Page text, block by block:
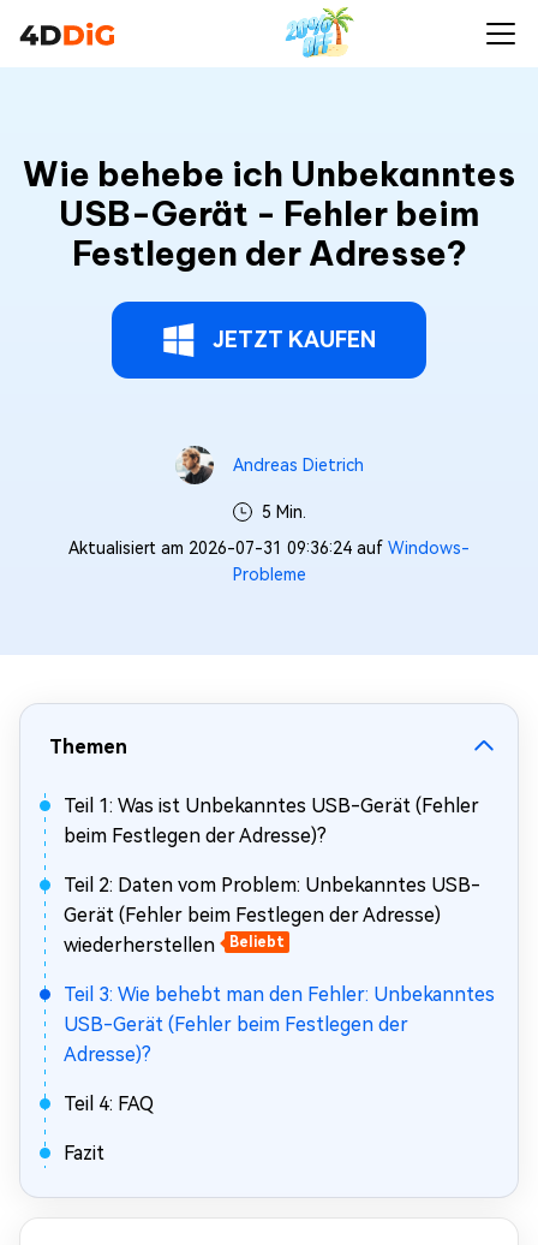
Wie behebe ich Unbekanntes
USB-Gerät - Fehler beim
Festlegen der Adresse?
JETZT KAUFEN
Andreas Dietrich
5 Min.
Aktualisiert am 2026-07-31 09:36:24 auf Windows-
Probleme
Themen
Teil 1: Was ist Unbekanntes USB-Gerät (Fehler
beim Festlegen der Adresse)?
Teil 2: Daten vom Problem: Unbekanntes USB-
Gerät (Fehler beim Festlegen der Adresse)
wiederherstellen
Beliebt
Teil 3: Wie behebt man den Fehler: Unbekanntes
USB-Gerät (Fehler beim Festlegen der
Adresse)?
Teil 4: FAQ
Fazit